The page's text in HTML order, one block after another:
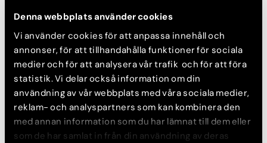
Denna webbplats använder cookies
Vi använder cookies för att anpassa innehåll och
annonser, för att tillhandahålla funktioner för sociala
medier och för att analysera vår trafik och för att föra
statistik. Vi delar också information om din
användning av vår webbplats med våra sociala medier,
reklam- och analyspartners som kan kombinera den
med annan information som du har lämnat till dem eller
som de har samlat in från din användning av deras
Our Fellowship programme